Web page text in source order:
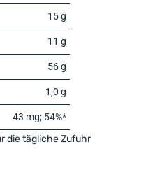
15 g
11 g
56 g
1,0 g
43 mg; 54%*
die tägliche Zufuhr